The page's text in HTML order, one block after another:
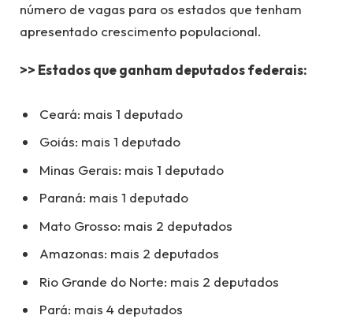
número de vagas para os estados que tenham
apresentado crescimento populacional.
>> Estados que ganham deputados federais:
Ceará: mais 1 deputado
Goiás: mais 1 deputado
Minas Gerais: mais 1 deputado
Paraná: mais 1 deputado
Mato Grosso: mais 2 deputados
Amazonas: mais 2 deputados
Rio Grande do Norte: mais 2 deputados
Pará: mais 4 deputados